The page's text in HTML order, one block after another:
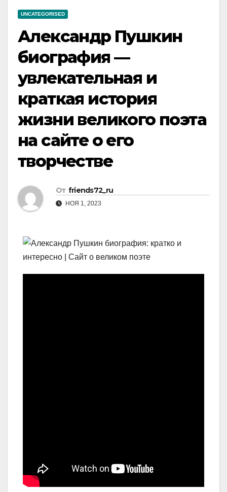
UNCATEGORISED
Александр Пушкин
биография —
увлекательная и
краткая история
жизни великого поэта
на сайте о его
творчестве
От friends72_ru
НОЯ 1, 2023